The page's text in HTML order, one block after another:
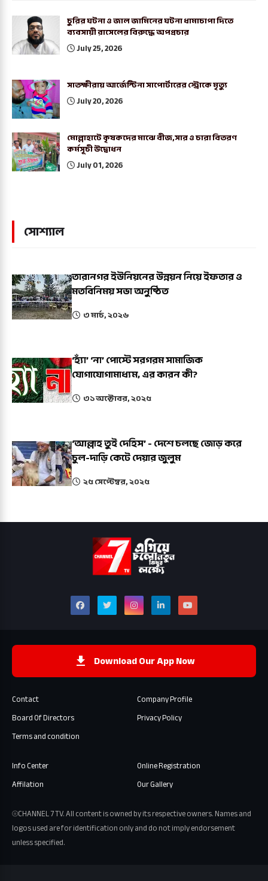
চুরির ঘটনা ও জাল জামিনের ঘটনা ধামাচাপা দিতে
ব্যবসায়ী রাসেলের বিরুদ্ধে অপপ্রচার
July 25, 2026
সাতক্ষীরায় আর্জেন্টিনা সাপোর্টারের স্ট্রোকে মৃত্যু
July 20, 2026
মোল্লাহাটে কৃষকদের মাঝে বীজ,সার ও চারা বিতরণ
কর্মসূচী উদ্বোধন
July 01, 2026
সোশ্যাল
তারানগর ইউনিয়নের উন্নয়ন নিয়ে ইফতার ও
মতবিনিময় সভা অনুষ্ঠিত
৩ মার্চ, ২০২৬
‘হ্যাঁ’ ‘না’ পোস্টে সরগরম সামাজিক
যোগাযোগামাধ্যম, এর কারন কী?
৩১ অক্টোবর, ২০২৫
‘আল্লাহ তুই দেহিস’ - দেশে চলছে জোড় করে
চুল-দাড়ি কেটে দেয়ার জুলুম
২৫ সেপ্টেম্বর, ২০২৫
Download Our App Now
Contact
Company Profile
Board Of Directors
Privacy Policy
Terms and condition
Info Center
Online Registration
Affilation
Our Gallery
⦾CHANNEL 7 TV. All content is owned by its respective owners. Names and
logos used are for identification only and do not imply endorsement
unless specified.